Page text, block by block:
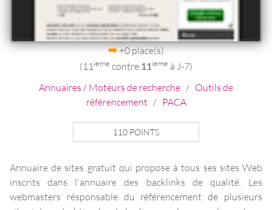
+0 place(s)
(11 ieme contre 11ieme à J-7)
Annuaires / Moteurs de recherche / Outils de
référencement / PACA
110 POINTS
Annuaire de sites gratuit qui propose à tous ses sites Web
inscrits dans l'annuaire des backlinks de qualité. Les
webmasters résponsable du référencement de plusieurs